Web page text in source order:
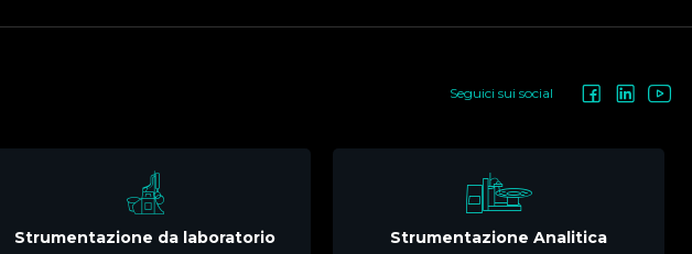
Menu
Seguici sui social
Strumentazione da laboratorio Strumentazione Analitica